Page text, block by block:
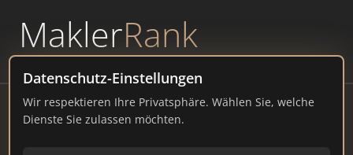
MaklerRank
powered byWAVEPOINT
Datenschutz-Einstellungen
Wir respektieren Ihre Privatsphäre. Wählen Sie, welche
Dienste Sie zulassen möchten.
Finke Immobilien